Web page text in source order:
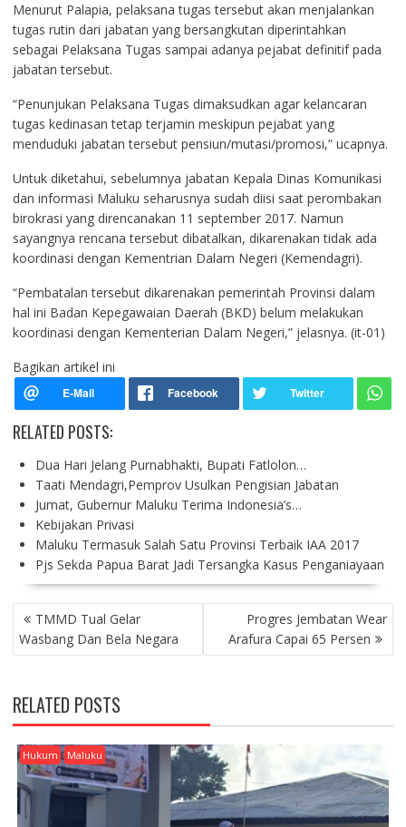
Menurut Palapia, pelaksana tugas tersebut akan menjalankan
tugas rutin dari jabatan yang bersangkutan diperintahkan
sebagai Pelaksana Tugas sampai adanya pejabat definitif pada
jabatan tersebut.
“Penunjukan Pelaksana Tugas dimaksudkan agar kelancaran
tugas kedinasan tetap terjamin meskipun pejabat yang
menduduki jabatan tersebut pensiun/mutasi/promosi,” ucapnya.
Untuk diketahui, sebelumnya jabatan Kepala Dinas Komunikasi
dan informasi Maluku seharusnya sudah diisi saat perombakan
birokrasi yang direncanakan 11 september 2017. Namun
sayangnya rencana tersebut dibatalkan, dikarenakan tidak ada
koordinasi dengan Kementrian Dalam Negeri (Kemendagri).
“Pembatalan tersebut dikarenakan pemerintah Provinsi dalam
hal ini Badan Kepegawaian Daerah (BKD) belum melakukan
koordinasi dengan Kementerian Dalam Negeri,” jelasnya. (it-01)
Bagikan artikel ini
RELATED POSTS:
Dua Hari Jelang Purnabhakti, Bupati Fatlolon…
Taati Mendagri,Pemprov Usulkan Pengisian Jabatan
Jumat, Gubernur Maluku Terima Indonesia’s…
Kebijakan Privasi
Maluku Termasuk Salah Satu Provinsi Terbaik IAA 2017
Pjs Sekda Papua Barat Jadi Tersangka Kasus Penganiayaan
P
O
S
N
A
V
G
A
T
TMMD Tual Gelar
Wasbang Dan Bela Negara
Progres Jembatan Wear
Arafura Capai 65 Persen
RELATED POSTS
Hukum Maluku